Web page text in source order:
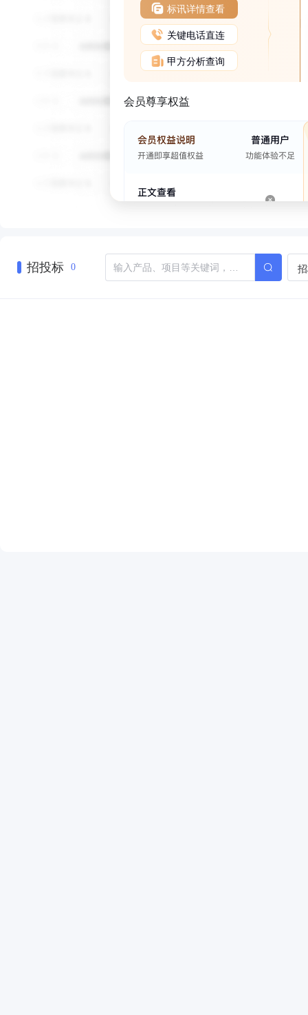
标讯详情查看
关键电话直连
甲方分析查询
会员尊享权益
招投标 0